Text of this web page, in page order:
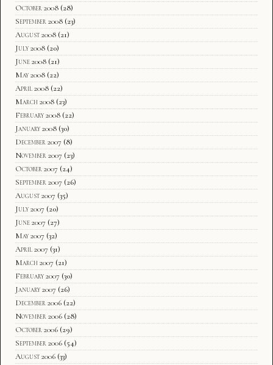
October 2008 (28)
September 2008 (23)
August 2008 (21)
July 2008 (20)
June 2008 (21)
May 2008 (22)
April 2008 (22)
March 2008 (23)
February 2008 (22)
January 2008 (30)
December 2007 (8)
November 2007 (23)
October 2007 (24)
September 2007 (26)
August 2007 (35)
July 2007 (20)
June 2007 (27)
May 2007 (32)
April 2007 (31)
March 2007 (21)
February 2007 (30)
January 2007 (26)
December 2006 (22)
November 2006 (28)
October 2006 (29)
September 2006 (54)
August 2006 (33)